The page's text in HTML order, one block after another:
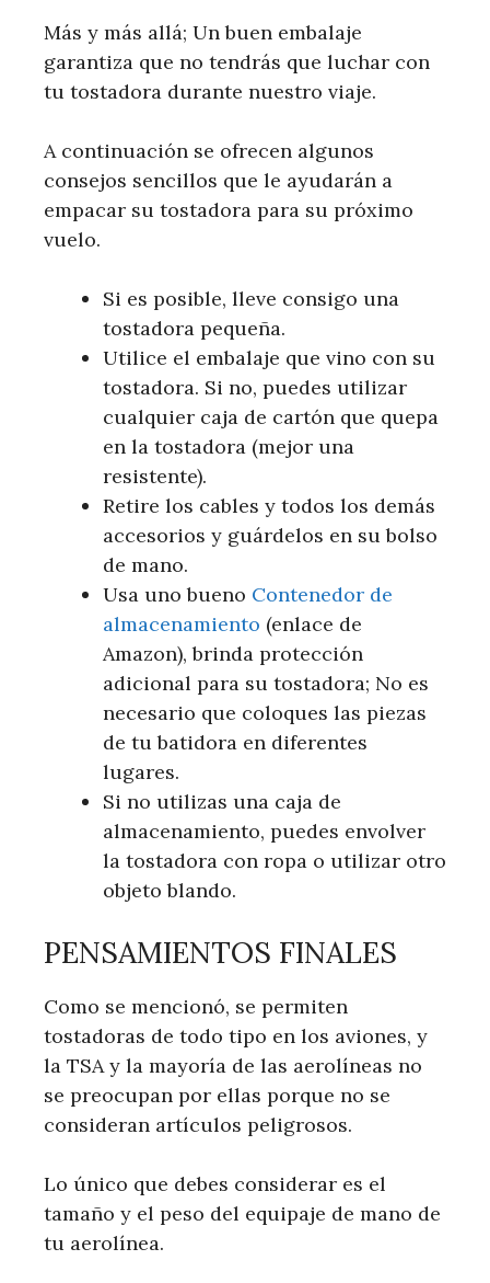
Más y más allá; Un buen embalaje
garantiza que no tendrás que luchar con
tu tostadora durante nuestro viaje.
A continuación se ofrecen algunos
consejos sencillos que le ayudarán a
empacar su tostadora para su próximo
vuelo.
Si es posible, lleve consigo una
tostadora pequeña.
Utilice el embalaje que vino con su
tostadora. Si no, puedes utilizar
cualquier caja de cartón que quepa
en la tostadora (mejor una
resistente).
Retire los cables y todos los demás
accesorios y guárdelos en su bolso
de mano.
Usa uno bueno Contenedor de
almacenamiento (enlace de
Amazon), brinda protección
adicional para su tostadora; No es
necesario que coloques las piezas
de tu batidora en diferentes
lugares.
Si no utilizas una caja de
almacenamiento, puedes envolver
la tostadora con ropa o utilizar otro
objeto blando.
PENSAMIENTOS FINALES
Como se mencionó, se permiten
tostadoras de todo tipo en los aviones, y
la TSA y la mayoría de las aerolíneas no
se preocupan por ellas porque no se
consideran artículos peligrosos.
Lo único que debes considerar es el
tamaño y el peso del equipaje de mano de
tu aerolínea.